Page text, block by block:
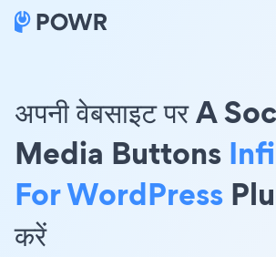
अपनी वेबसाइट पर A
Media Buttons
For WordPress
करें